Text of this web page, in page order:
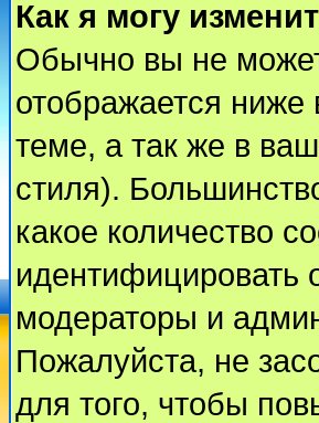
Как я могу
Обычно вы не
отображается
теме, а так же в
стиля).
какое количество
идентифицировать
модераторы и
Пожалуйста, не
для того, чтобы